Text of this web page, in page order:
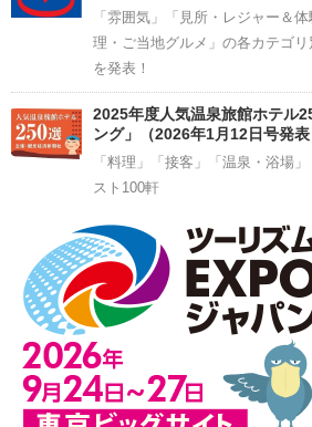
「雰囲気」「見所・レジャー＆
理・ご当地グルメ」の各カテゴ
を発表！
2025年度人気温泉旅館ホテル
ング」（2026年1月12日号発表
「料理」「接客」「温泉・浴場
スト100軒